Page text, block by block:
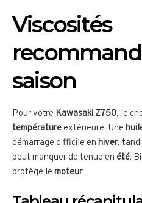
Viscosités
saison
Pour votre Kawasaki Z750, le
température extérieure. Une
démarrage difficile en hiver,
peut manquer de tenue en été.
protège le moteur.